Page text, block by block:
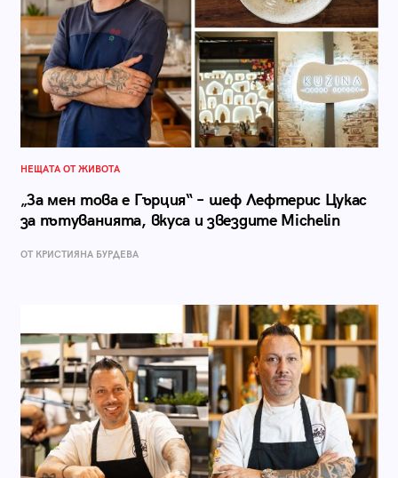
НЕЩАТА ОТ ЖИВОТА
„За мен това е Гърция“ – шеф Лефтерис Цукас
за пътуванията, вкуса и звездите Michelin
ОТ КРИСТИЯНА БУРДЕВА